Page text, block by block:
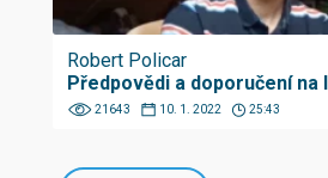
Robert Policar
Předpovědi a doporučení na
21643 10. 1. 2022 25:43